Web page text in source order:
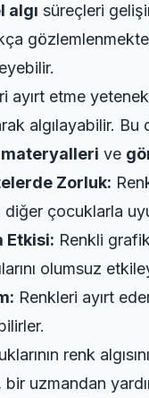
algı süreçleri
ayırt etme
algılayabilir.
ve
Zorluk:
çocuklarla
Etkisi: Renkli
olumsuz
Renkleri ayırt
renk
bir uzmandan